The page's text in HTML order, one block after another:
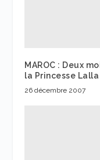
MAROC : Deux
la Princesse
26 décembre 2007